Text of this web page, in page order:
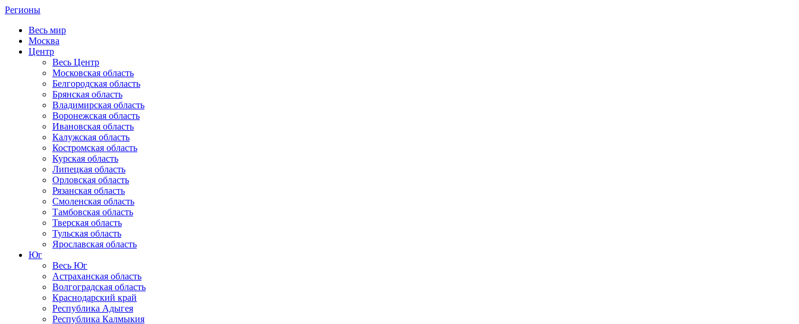
Регионы
Весь мир
Москва
Центр
Весь Центр
Московская область
Белгородская область
Брянская область
Владимирская область
Воронежская область
Ивановская область
Калужская область
Костромская область
Курская область
Липецкая область
Орловская область
Рязанская область
Смоленская область
Тамбовская область
Тверская область
Тульская область
Ярославская область
Юг
Весь Юг
Астраханская область
Волгоградская область
Краснодарский край
Республика Адыгея
Республика Калмыкия